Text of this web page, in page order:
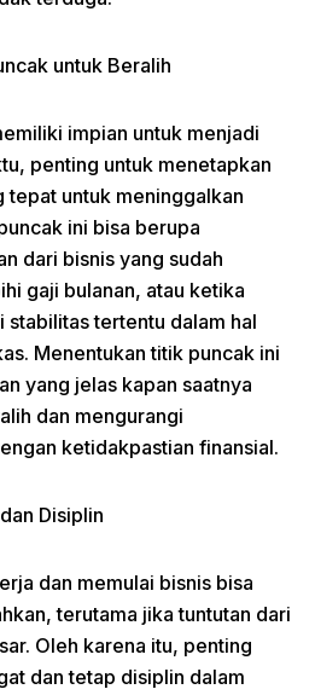
untuk Beralih
impian untuk menjadi
penting untuk menetapkan
tepat untuk meninggalkan
ini bisa berupa
dari bisnis yang sudah
gaji bulanan, atau ketika
stabilitas tertentu dalam hal
Menentukan titik puncak ini
yang jelas kapan saatnya
dan mengurangi
ketidakpastian finansial.
Disiplin
dan memulai bisnis bisa
terutama jika tuntutan dari
Oleh karena itu, penting
dan tetap disiplin dalam